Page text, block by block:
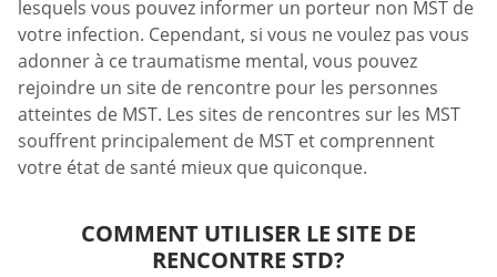
lesquels vous pouvez informer un porteur non MST de
votre infection. Cependant, si vous ne voulez pas vous
adonner à ce traumatisme mental, vous pouvez
rejoindre un site de rencontre pour les personnes
atteintes de MST. Les sites de rencontres sur les MST
souffrent principalement de MST et comprennent
votre état de santé mieux que quiconque.
COMMENT UTILISER LE SITE DE
RENCONTRE STD?